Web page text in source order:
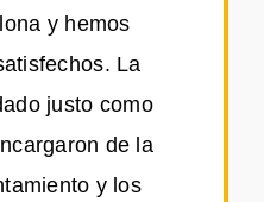
y hemos
La
justo como
de la
y los